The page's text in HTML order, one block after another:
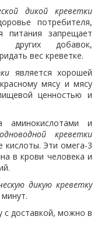
дикой креветки
потребителя,
питания запрещает
других добавок,
вес креветке.
является хорошей
мясу и мясу
ценностью и
аминокислотами и
креветки
Эти омега-3
в крови человека и
дикую креветку
с доставкой, можно в